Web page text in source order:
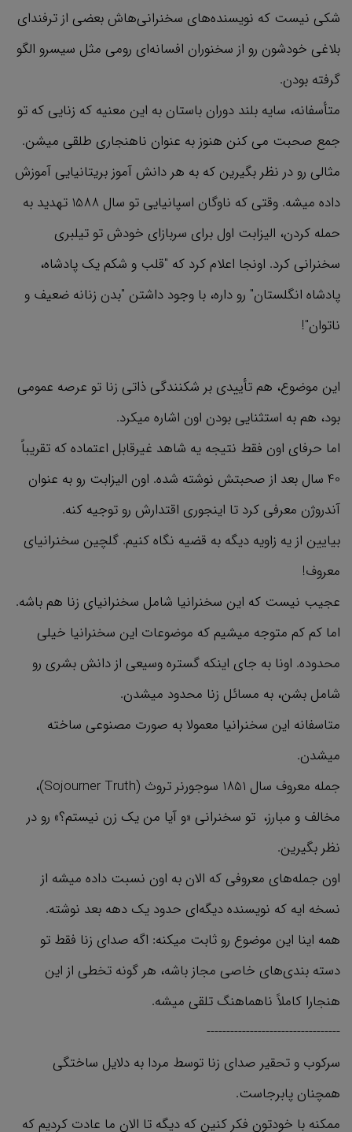
شکی نیست که نویسنده‌های سخنرانی‌هاش بعضی از ترفندای
بلاغی خودشون رو از سخنوران افسانه‌ای رومی مثل سیسرو الگو
گرفته بودن.
متأسفانه، سایه بلند دوران باستان به این معنیه که زنایی که تو
جمع صحبت می کنن هنوز به عنوان ناهنجاری طلقی میشن.
مثالی رو در نظر بگیرین که به هر دانش آموز بریتانیایی آموزش
داده میشه. وقتی که ناوگان اسپانیایی تو سال 1588 تهدید به
حمله کردن، الیزابت اول برای سربازای خودش تو تیلبری
سخنرانی کرد. اونجا اعلام کرد که "قلب و شکم یک پادشاه،
پادشاه انگلستان" رو داره، با وجود داشتن "بدن زنانه ضعیف و
ناتوان"!
این موضوع، هم تأییدی بر شکنندگی ذاتی زنا تو عرصه عمومی
بود، هم به استثنایی بودن اون اشاره میکرد.
اما حرفای اون فقط نتیجه یه شاهد غیرقابل اعتماده که تقریباً
40 سال بعد از صحبتش نوشته شده. اون الیزابت رو به عنوان
آندروژن معرفی کرد تا اینجوری اقتدارش رو توجیه کنه.
بیایین از یه زاویه دیگه به قضیه نگاه کنیم. گلچین سخنرانیای
معروف!
عجیب نیست که این سخنرانیا شامل سخنرانیای زنا هم باشه.
اما کم کم متوجه میشیم که موضوعات این سخنرانیا خیلی
محدوده. اونا به جای اینکه گستره وسیعی از دانش بشری رو
شامل بشن، به مسائل زنا محدود میشدن.
متاسفانه این سخنرانیا معمولا به صورت مصنوعی ساخته
میشدن.
جمله معروف سال 1851 سوجورنر تروث (Sojourner Truth)،
مخالف و مبارز، تو سخنرانی «و آیا من یک زن نیستم؟» رو در
نظر بگیرین.
اون جمله‌های معروفی که الان به اون نسبت داده میشه از
نسخه ایه که نویسنده دیگه‌ای حدود یک دهه بعد نوشته.
همه اینا این موضوع رو ثابت میکنه: اگه صدای زنا فقط تو
دسته بندی‌های خاصی مجاز باشه، هر گونه تخطی از این
هنجارا کاملاً ناهماهنگ تلقی میشه.
----------------------------------
سرکوب و تحقیر صدای زنا توسط مردا به دلایل ساختگی
همچنان پابرجاست.
ممکنه با خودتون فکر کنین که دیگه تا الان ما عادت کردیم که